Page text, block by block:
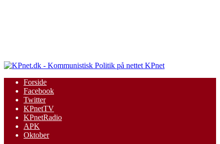
KPnet
Forside
Facebook
Twitter
KPnetTV
KPnetRadio
APK
Oktober